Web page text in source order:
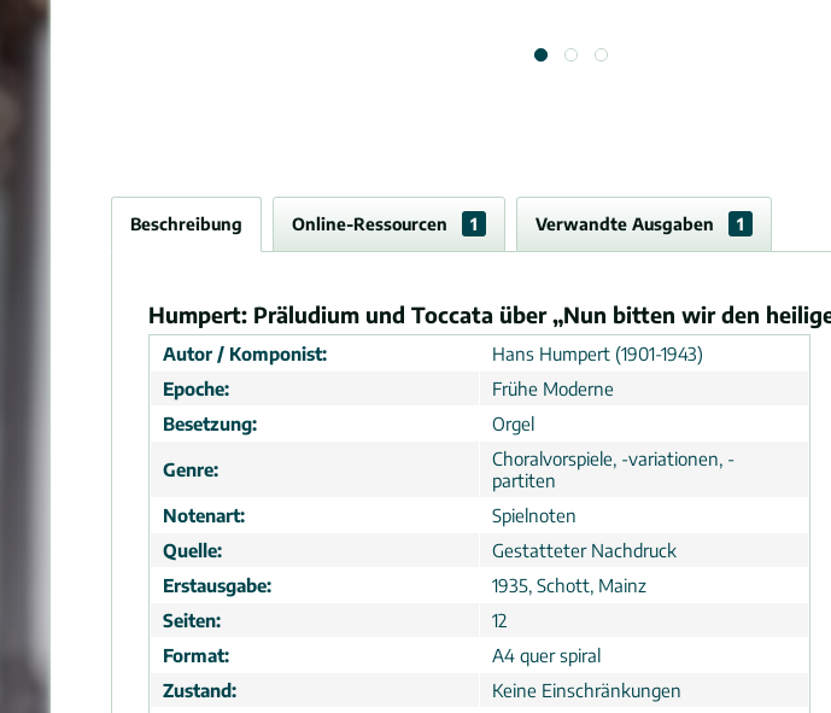
Beschreibung Online-Ressourcen 1 Verwandte Ausgaben 1
Humpert: Präludium und Toccata über „Nun bitten wir den
Autor / Komponist:
Hans Humpert (1901-1943)
Epoche:
Frühe Moderne
Besetzung:
Orgel
Genre:
Choralvorspiele, -variationen, -
partiten
Notenart:
Spielnoten
Quelle:
Gestatteter Nachdruck
Erstausgabe:
1935, Schott, Mainz
Seiten:
12
Format:
A4 quer spiral
Zustand:
Keine Einschränkungen